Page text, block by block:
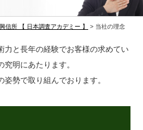
信所 【 日本調査アカデミー 】 > 当社の理念
力と長年の経験でお客様の求めてい
明にあたります。
勢で取り組んでおります。